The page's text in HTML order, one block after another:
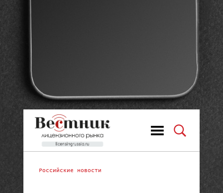
Российские новости